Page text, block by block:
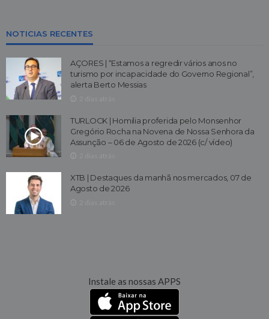
NOTICIAS RECENTES
AÇORES | “Estamos a regredir vários anos no
turismo por incapacidade do Governo Regional”,
alerta Berto Messias
TURLOCK | Homilia proferida pelo Monsenhor
Gregório Rocha na Novena de Nossa Senhora da
Assunção – 06 de Agosto de 2026 (c/ vídeo)
XTB | Destaques da manhã nos mercados, 07 de
Agosto de 2026
Instale as nossas APPS